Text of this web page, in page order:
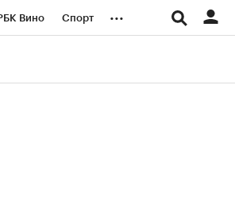
Вино Спорт ...